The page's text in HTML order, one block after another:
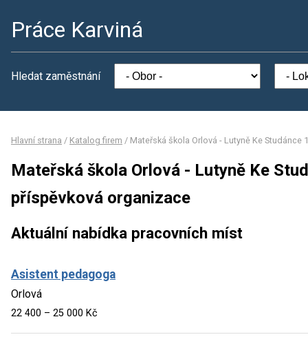
Práce Karviná
Hledat zaměstnání
Hlavní strana / Katalog firem / Mateřská škola Orlová - Lutyně Ke
Mateřská škola Orlová - Lutyně Ke
příspěvková organizace
Aktuální nabídka pracovních míst
Asistent pedagoga
Orlová
22 400 – 25 000 Kč